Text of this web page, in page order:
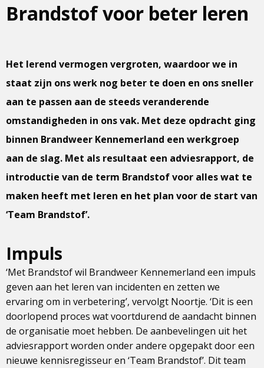
Brandstof voor beter leren
Het lerend vermogen vergroten, waardoor we in
staat zijn ons werk nog beter te doen en ons sneller
aan te passen aan de steeds veranderende
omstandigheden in ons vak. Met deze opdracht ging
binnen Brandweer Kennemerland een werkgroep
aan de slag. Met als resultaat een adviesrapport, de
introductie van de term Brandstof voor alles wat te
maken heeft met leren en het plan voor de start van
‘Team Brandstof’.
Impuls
‘Met Brandstof wil Brandweer Kennemerland een impuls
geven aan het leren van incidenten en zetten we
ervaring om in verbetering’, vervolgt Noortje. ‘Dit is een
doorlopend proces wat voortdurend de aandacht binnen
de organisatie moet hebben. De aanbevelingen uit het
adviesrapport worden onder andere opgepakt door een
nieuwe kennisregisseur en ‘Team Brandstof’. Dit team